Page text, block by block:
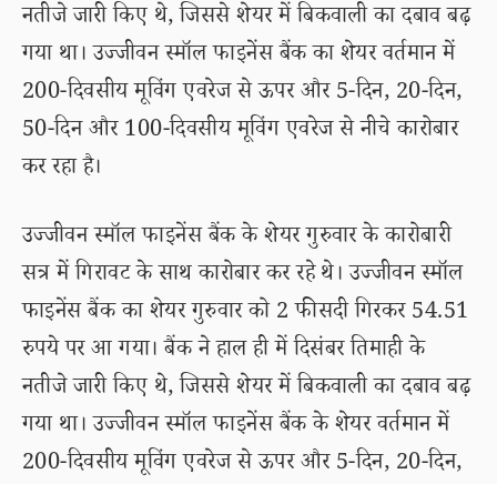
नतीजे जारी किए थे, जिससे शेयर में बिकवाली का दबाव बढ़
गया था। उज्जीवन स्मॉल फाइनेंस बैंक का शेयर वर्तमान में
200-दिवसीय मूविंग एवरेज से ऊपर और 5-दिन, 20-दिन,
50-दिन और 100-दिवसीय मूविंग एवरेज से नीचे कारोबार
कर रहा है।
उज्जीवन स्मॉल फाइनेंस बैंक के शेयर गुरुवार के कारोबारी
सत्र में गिरावट के साथ कारोबार कर रहे थे। उज्जीवन स्मॉल
फाइनेंस बैंक का शेयर गुरुवार को 2 फीसदी गिरकर 54.51
रुपये पर आ गया। बैंक ने हाल ही में दिसंबर तिमाही के
नतीजे जारी किए थे, जिससे शेयर में बिकवाली का दबाव बढ़
गया था। उज्जीवन स्मॉल फाइनेंस बैंक के शेयर वर्तमान में
200-दिवसीय मूविंग एवरेज से ऊपर और 5-दिन, 20-दिन,